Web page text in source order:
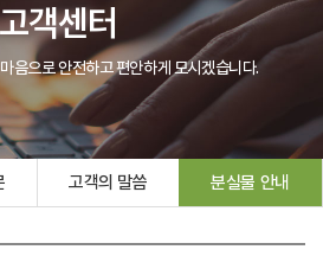
객센터
음으로 안전하고 편안하게 모시겠습니다.
고객의 말씀 분실물 안내